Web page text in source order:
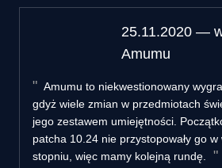
25.11.2020 —
Amumu
Amumu to niekwestionowany
gdyż wiele zmian w przedmiotach
jego zestawem umiejętności.
patcha 10.24 nie przystopowały go
stopniu, więc mamy kolejną rundę.